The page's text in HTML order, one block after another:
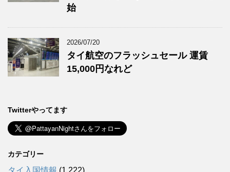
始
2026/07/20
タイ航空のフラッシュセール 運賃
15,000円なれど
Twitterやってます
カテゴリー
タイ入国情報 (1,222)